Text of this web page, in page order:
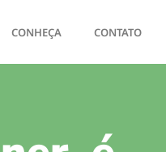
CONHEÇA CONTATO